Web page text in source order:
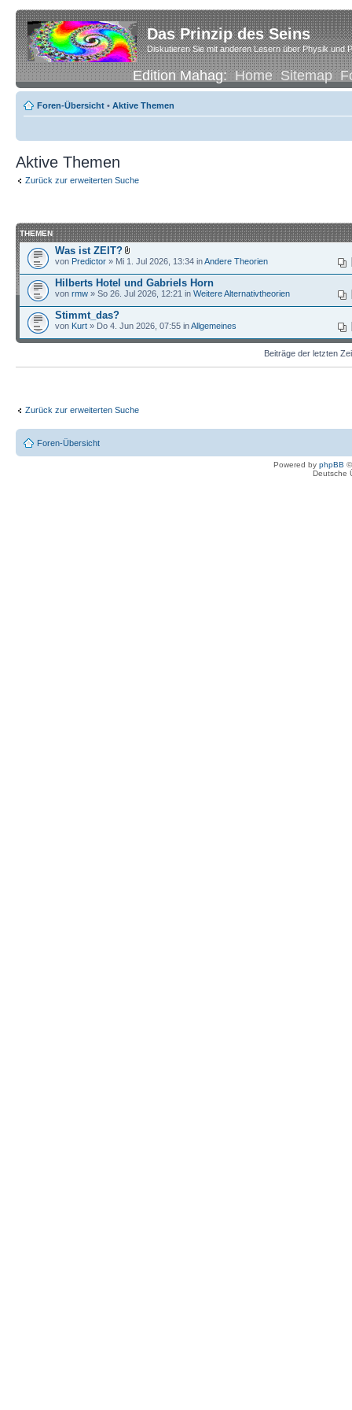
Das Prinzip des Seins
Diskutieren Sie mit anderen Lesern über Physik und
Edition Mahag:Home Sitemap
Foren-Übersicht • Aktive Themen
Aktive Themen
Zurück zur erweiterten Suche
THEMEN
Was ist ZEIT?
von Predictor » Mi 1. Jul 2026, 13:34 inAndere Theorien
Hilberts Hotel und Gabriels Horn
von rmw » So 26. Jul 2026, 12:21 in Weitere Alternativtheorien
Stimmt_das?
von Kurt » Do 4. Jun 2026, 07:55 inAllgemeines
Beiträge der letzten
Zurück zur erweiterten Suche
Foren-Übersicht
Powered by phpBB
Deutsche